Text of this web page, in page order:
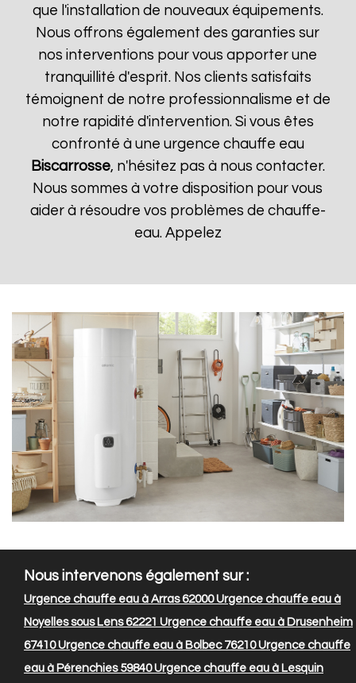
que l'installation de nouveaux équipements.
Nous offrons également des garanties sur
nos interventions pour vous apporter une
tranquillité d'esprit. Nos clients satisfaits
témoignent de notre professionnalisme et de
notre rapidité d'intervention. Si vous êtes
confronté à une urgence chauffe eau
Biscarrosse, n'hésitez pas à nous contacter.
Nous sommes à votre disposition pour vous
aider à résoudre vos problèmes de chauffe-
eau. Appelez
Nous intervenons également sur :
Urgence chauffe eau à Arras 62000Urgence chauffe eau à
Noyelles sous Lens 62221 Urgence chauffe eau à Drusenheim
67410Urgence chauffe eau à Bolbec 76210Urgence chauffe
eau à Pérenchies 59840Urgence chauffe eau à Lesquin